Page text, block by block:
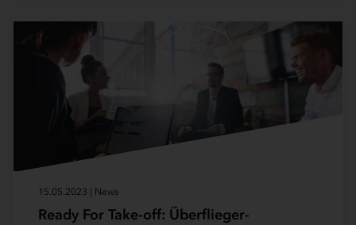
15.05.2023 | News
Ready For Take-off: Überflieger-